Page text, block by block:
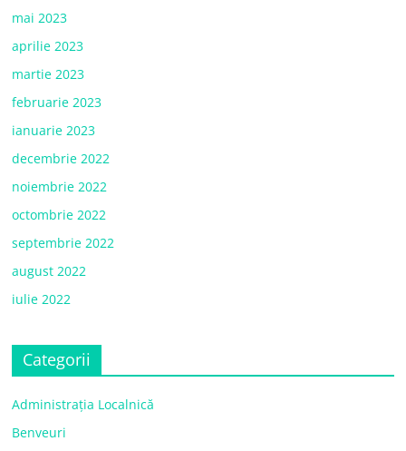
mai 2023
aprilie 2023
martie 2023
februarie 2023
ianuarie 2023
decembrie 2022
noiembrie 2022
octombrie 2022
septembrie 2022
august 2022
iulie 2022
Categorii
Administrația Localnică
Benveuri